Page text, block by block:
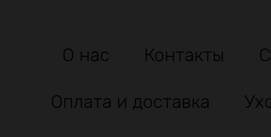
О нас Контакты
Оплата и доставка